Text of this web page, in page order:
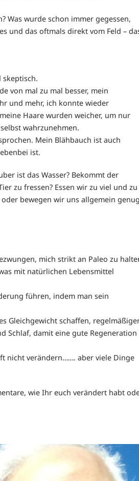
Was wurde schon immer gegessen,
und das oftmals direkt vom Feld –
skeptisch.
von mal zu mal besser, mein
und mehr, ich konnte wieder
Haare wurden weicher, um nur
wahrzunehmen.
Mein Blähbauch ist auch
ist.
ist das Wasser? Bekommt der
zu fressen? Essen wir zu viel und zu
bewegen wir uns allgemein
mich strikt an Paleo zu
mit natürlichen Lebensmittel
führen, indem man sein
Gleichgewicht schaffen,
Schlaf, damit eine gute Regeneration
nicht verändern……. aber viele Dinge
wie Ihr euch verändert habt